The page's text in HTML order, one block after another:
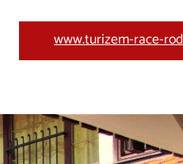
www.turizem-race-